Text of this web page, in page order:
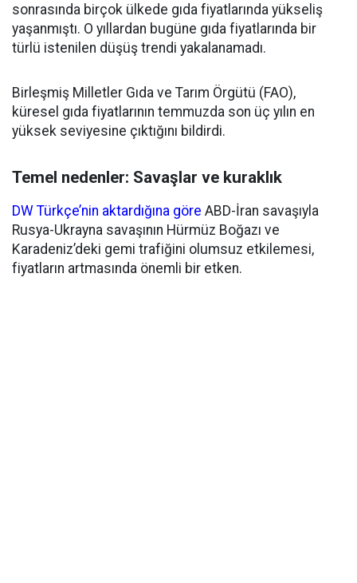
sonrasında birçok ülkede gıda fiyatlarında yükseliş
yaşanmıştı. O yıllardan bugüne gıda fiyatlarında bir
türlü istenilen düşüş trendi yakalanamadı.
Birleşmiş Milletler Gıda ve Tarım Örgütü (FAO),
küresel gıda fiyatlarının temmuzda son üç yılın en
yüksek seviyesine çıktığını bildirdi.
Temel nedenler: Savaşlar ve kuraklık
DW Türkçe’nin aktardığına göre ABD-İran savaşıyla
Rusya-Ukrayna savaşının Hürmüz Boğazı ve
Karadeniz’deki gemi trafiğini olumsuz etkilemesi,
fiyatların artmasında önemli bir etken.